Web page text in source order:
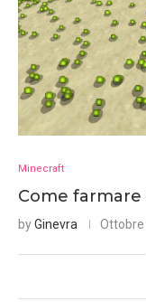
Minecraft
Come
byGinevra Ottobre